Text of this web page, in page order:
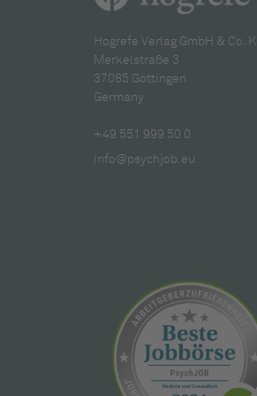
Hogrefe Verlag GmbH & Co.
Merkelstraße 3
37085 Göttingen
Germany
+49 551 999 50 0
info@psychjob.eu